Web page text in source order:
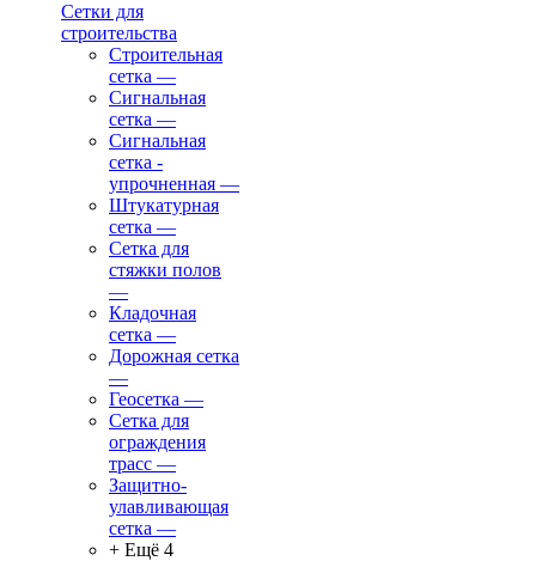
Сетки для
строительства
Строительная
сетка —
Сигнальная
сетка —
Сигнальная
сетка -
упрочненная —
Штукатурная
сетка —
Сетка для
стяжки полов
—
Кладочная
сетка —
Дорожная сетка
—
Геосетка —
Сетка для
ограждения
трасс —
Защитно-
улавливающая
сетка —
+ Ещё 4